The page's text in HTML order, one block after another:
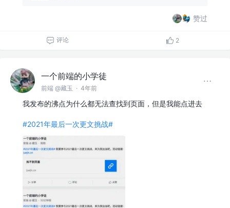
赞过
评论 2
一个前端的小学徒
前端 @藏玉 · 4年前
我发布的沸点为什么都无法查找到页面，但是我能点进去
#2021年最后一次更文挑战#